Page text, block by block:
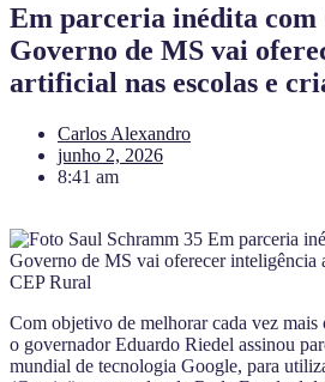
Em parceria inédita com
Governo de MS vai
artificial nas escolas e
Carlos Alexandro
junho 2, 2026
8:41 am
Com objetivo de melhorar cada vez mais
o governador Eduardo Riedel assinou
mundial de tecnologia Google, para